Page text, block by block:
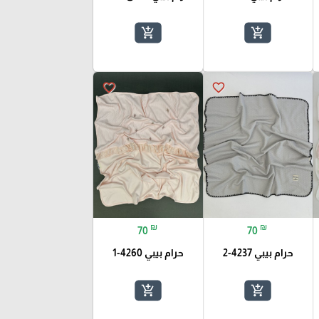
add_shopping_cart
add_shopping_cart
favorite_border
70 ₪
حرام بيبي 4237-2
add_shopping_cart
favorite_border
70 ₪
حرام بيبي 4260-1
add_shopping_cart